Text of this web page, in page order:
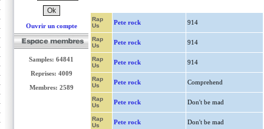
Ouvrir un compte
Samples: 64841
Reprises: 4009
Membres: 2589
Rap
Us
Pete rock 914
Rap
Us
Pete rock 914
Rap
Us
Pete rock 914
Rap
Us
Pete rock Comprehend
Rap
Us
Pete rock Don't be mad
Rap
Us
Pete rock Don't be mad